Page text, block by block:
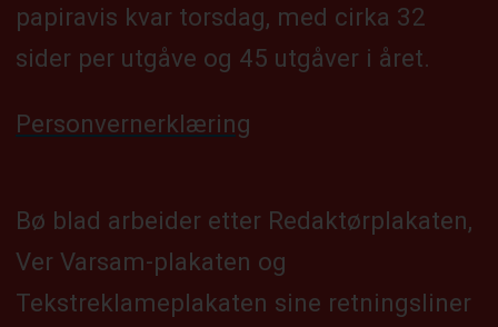
papiravis kvar torsdag, med cirka 32
sider per utgåve og 45 utgåver i året.
Personvernerklæring
Bø blad arbeider etter Redaktørplakaten,
Ver Varsam-plakaten og
Tekstreklameplakaten sine retningsliner